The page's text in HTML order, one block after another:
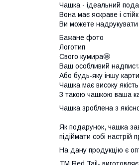
Чашка - ідеальний
Вона має яскраве і
Ви можете
Бажане фото
Логотип
Свого кумира🤩
Ваш особливий
Або будь-яку іншу
Чашка має високу
З такою чашкою ваша
Чашка зроблена з
Як подарунок, чашка
підіймати собі
На дану продукцію є
ТМ Red Tail- виготовляє